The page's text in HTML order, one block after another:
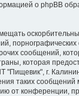
о phpBB
сообщений,
которая
г.
таких сообщений
от конференции,